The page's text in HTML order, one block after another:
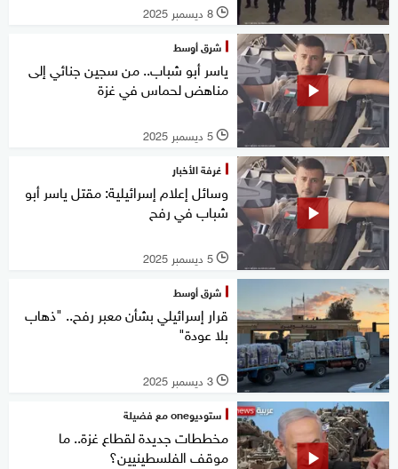
l 8 ديسمبر 2025
شرق أوسط
ياسر أبو شباب.. من سجين جنائي إلى
مناهض لحماس في غزة
l 5 ديسمبر 2025
غرفة الأخبار
وسائل إعلام إسرائيلية: مقتل ياسر أبو
شباب في رفح
l 5 ديسمبر 2025
شرق أوسط
قرار إسرائيلي بشأن معبر رفح.. "ذهاب
بلا عودة"
l 3 ديسمبر 2025
ستوديوone مع فضيلة
مخططات جديدة لقطاع غزة.. ما
موقف الفلسطينيين؟